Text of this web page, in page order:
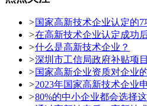
>国家高新技术企业认定的7
>在高新技术企业认定成功
>什么是高新技术企业？
>深圳市工信局政府补贴项
>国家高新企业资质对企业
>2023年国家高新技术企业
>80%的中小企业都会选择